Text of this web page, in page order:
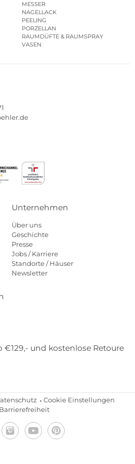
MESSER
NAGELLACK
PEELING
PORZELLAN
RAUMDÜFTE & RAUMSPRAY
VASEN
Unternehmen
Über uns
Geschichte
Presse
Jobs / Karriere
Standorte / Häuser
Newsletter
€129,- und kostenlose Retoure
Cookie Einstellungen
Barrierefreiheit